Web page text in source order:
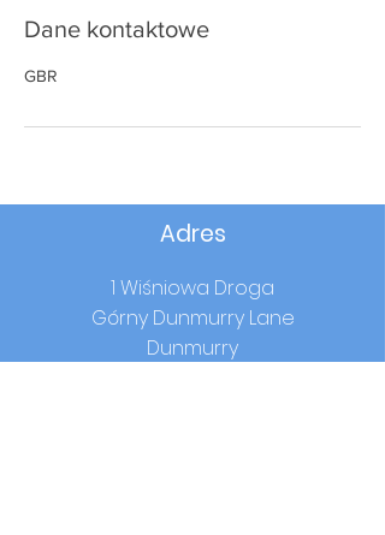
Dane kontaktowe
GBR
Adres
1 Wiśniowa Droga
Górny Dunmurry Lane
Dunmurry